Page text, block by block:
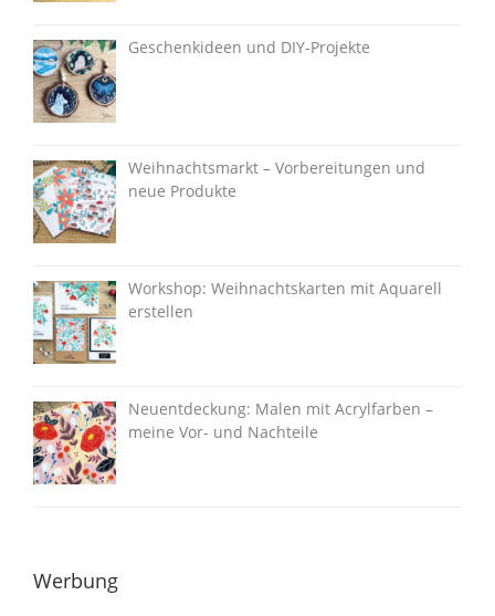
Geschenkideen und DIY-Projekte
Weihnachtsmarkt – Vorbereitungen und
neue Produkte
Workshop: Weihnachtskarten mit Aquarell
erstellen
Neuentdeckung: Malen mit Acrylfarben –
meine Vor- und Nachteile
Werbung